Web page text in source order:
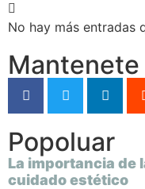
No hay más entradas
Popoluar
La importancia de
cuidado estético